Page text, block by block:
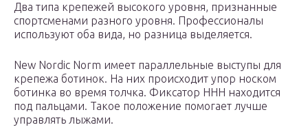
Два типа крепежей высокого уровня, признанные
спортсменами разного уровня. Профессионалы
используют оба вида, но разница выделяется.
New Nordic Norm имеет параллельные выступы для
крепежа ботинок. На них происходит упор носком
ботинка во время толчка. Фиксатор ННН находится
под пальцами. Такое положение помогает лучше
управлять лыжами.